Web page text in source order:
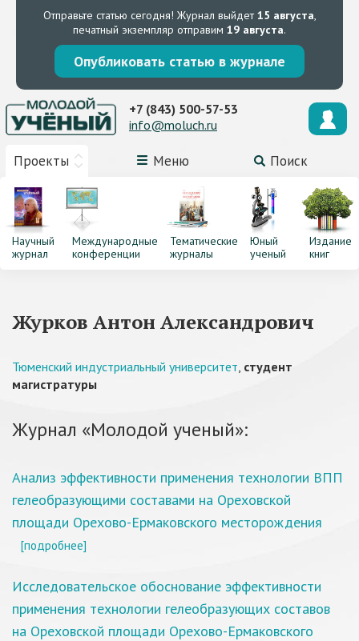
Отправьте статью сегодня! Журнал выйдет15 августа,
печатный экземпляр отправим 19 августа.
Опубликовать статью в журнале
Проекты Меню Поиск
+7 (843) 500-57-53
info@moluch.ru
Научный
журнал
Международные
конференции
Тематические
журналы
Юный
ученый
Издание
книг
Журков Антон Александрович
Тюменский индустриальный университет, студент
магистратуры
Журнал «Молодой ученый»:
Анализ эффективности применения технологии ВПП
гелеобразующими составами на Ореховской
площади Орехово-Ермаковского месторождения
[подробнее]
Исследовательское обоснование эффективности
применения технологии гелеобразующих составов
на Ореховской площади Орехово-Ермаковского